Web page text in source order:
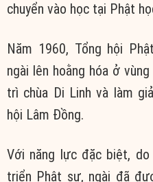
chuyển vào học tại Phật
Năm 1960, Tổng hội
ngài lên hoằng hóa ở
trì chùa Di Linh và làm
hội Lâm Đồng.
Với năng lực đặc biệt,
triển Phật sự, ngài đã